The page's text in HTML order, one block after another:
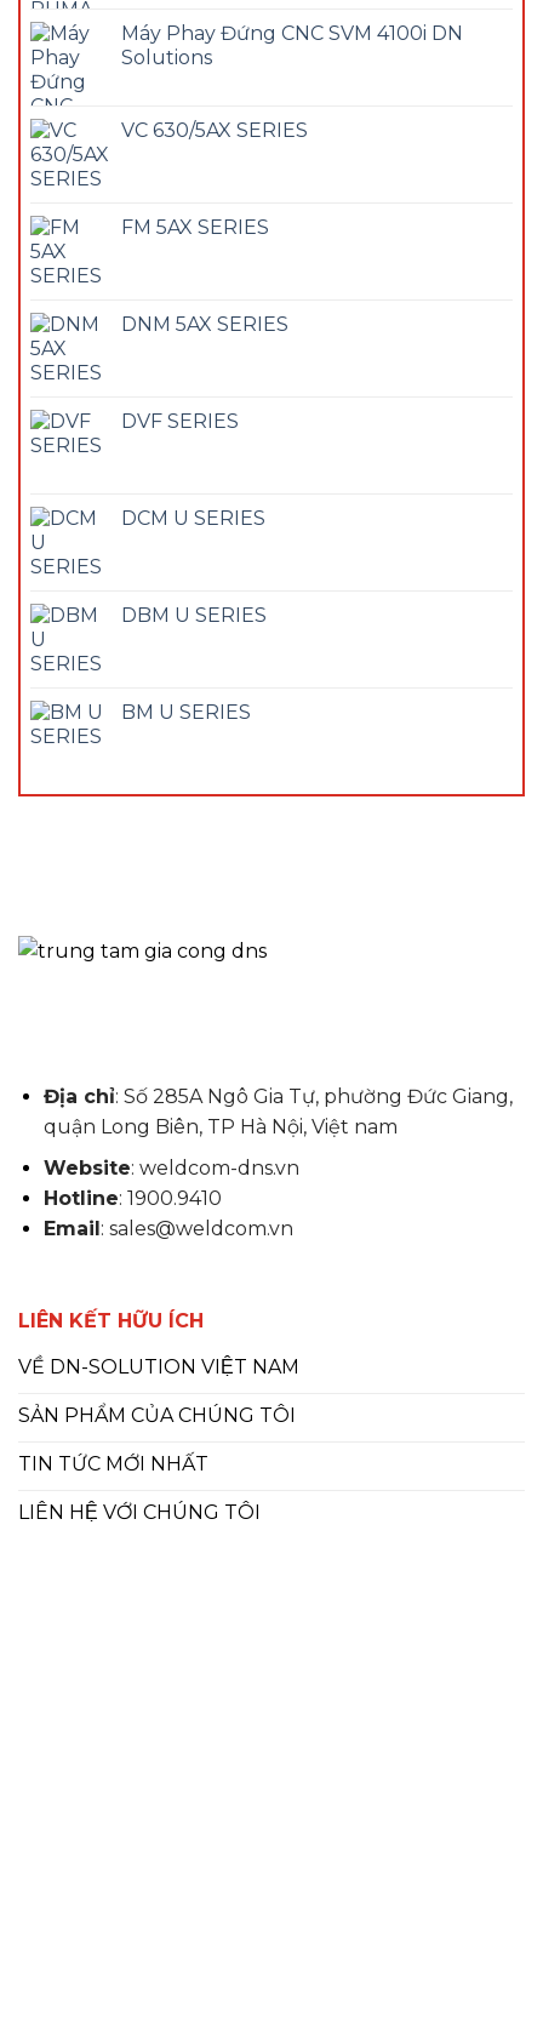
Máy Phay Đứng CNC SVM 4100i DN
Solutions
VC 630/5AX SERIES
FM 5AX SERIES
DNM 5AX SERIES
DVF SERIES
DCM U SERIES
DBM U SERIES
BM U SERIES
Địa chỉ: Số 285A Ngô Gia Tự, phường Đức Giang,
quận Long Biên, TP Hà Nội, Việt nam
Website: weldcom-dns.vn
Hotline: 1900.9410
Email : sales@weldcom.vn
LIÊN KẾT HỮU ÍCH
VỀ DN-SOLUTION VIỆT NAM
SẢN PHẨM CỦA CHÚNG TÔI
TIN TỨC MỚI NHẤT
LIÊN HỆ VỚI CHÚNG TÔI